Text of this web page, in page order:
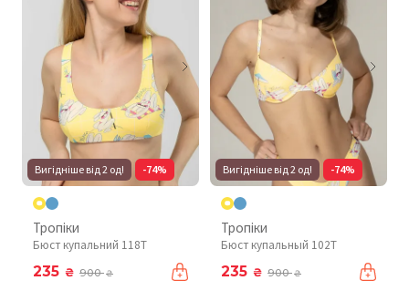
Вигідніше від 2 од! -74%
Тропіки
Бюст купальний 118T
235 ₴ 900₴
Вигідніше від 2 од! -74%
Тропіки
Бюст купальный 102T
235 ₴ 900₴